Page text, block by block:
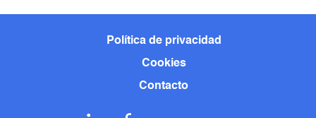
Política de privacidad
Cookies
Contacto